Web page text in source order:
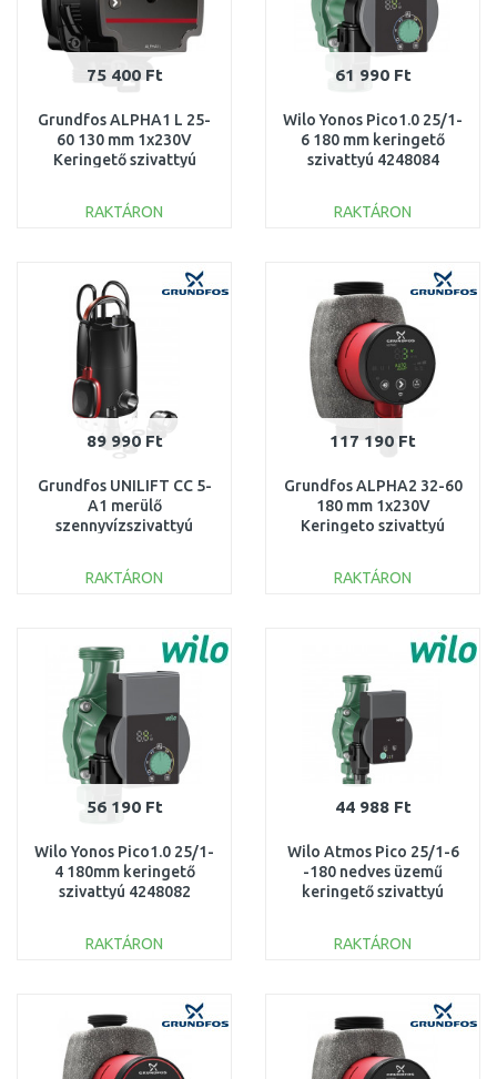
75 400 Ft
Grundfos ALPHA1 L 25-
60 130 mm 1x230V
Keringető szivattyú
RAKTÁRON
Összehasonlítás
61 990 Ft
Wilo Yonos Pico1.0 25/1-
6 180 mm keringető
szivattyú 4248084
RAKTÁRON
Összehasonlítás
89 990 Ft
Grundfos UNILIFT CC 5-
A1 merülő
szennyvízszivattyú
96280966
RAKTÁRON
Összehasonlítás
117 190 Ft
Grundfos ALPHA2 32-60
180 mm 1x230V
Keringeto szivattyú
RAKTÁRON
Összehasonlítás
56 190 Ft
Wilo Yonos Pico1.0 25/1-
4 180mm keringető
szivattyú 4248082
RAKTÁRON
Összehasonlítás
44 988 Ft
Wilo Atmos Pico 25/1-6
-180 nedves üzemű
keringető szivattyú
RAKTÁRON